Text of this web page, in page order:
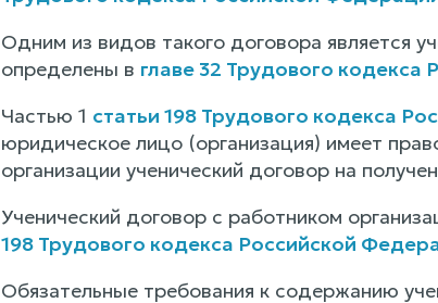
Одним из видов такого договора является
определены в главе 32 Трудового
Частью 1 статьи 198 Трудового кодекса
юридическое лицо (организация) имеет
организации ученический договор на
Ученический договор с работником
198 Трудового кодекса Российской
Обязательные требования к содержанию